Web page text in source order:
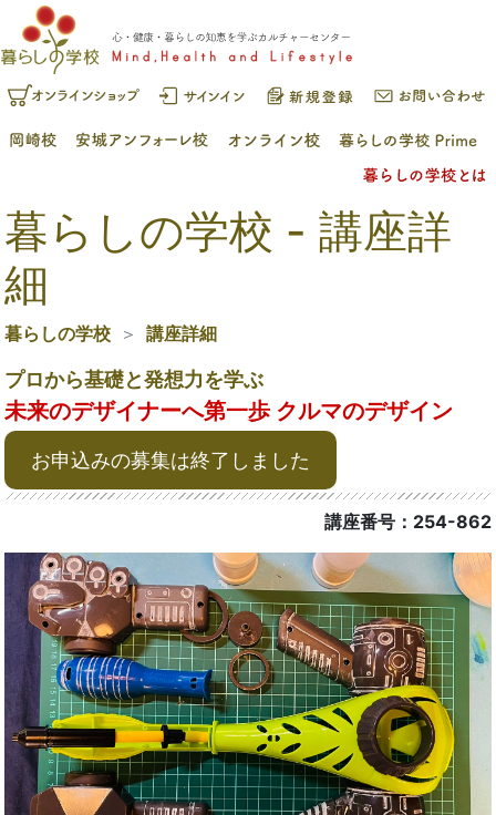
暮らしの学校 - 講座詳
細
暮らしの学校 講座詳細
プロから基礎と発想力を学ぶ
未来のデザイナーへ第一歩 クルマのデザイン
お申込みの募集は終了しました
講座番号：254-862